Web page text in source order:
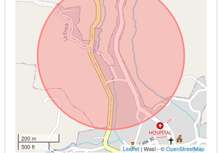
200 m
500 ft
Leaflet| Wasi - ©OpenStreetMap